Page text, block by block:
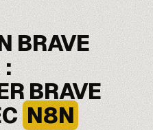
BRAVE
:
BRAVE
N8N